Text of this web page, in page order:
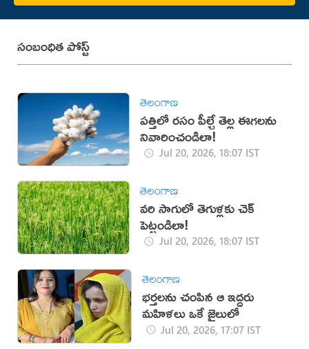
సంబంధిత పోస్ట్
తెలంగాణ
పత్తిలో రసం పీల్చే తెల్ల ఈగలను
నివారించండిలా!
Jul 20, 2026, 18:07 IST
తెలంగాణ
వరి సాగులో తెగుళ్లకు చెక్
పెట్టండిలా!
Jul 20, 2026, 18:07 IST
తెలంగాణ
భర్తలను చంపిన ఆ ఇద్దరు
మహిళలు ఒకే జైలులో
Jul 20, 2026, 17:07 IST